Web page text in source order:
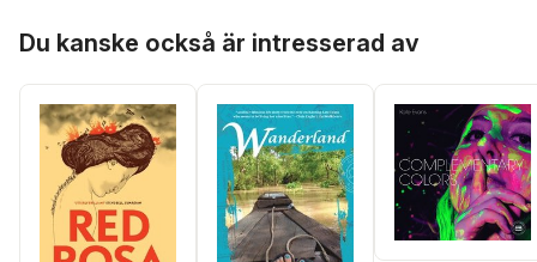
Du kanske också är intresserad av